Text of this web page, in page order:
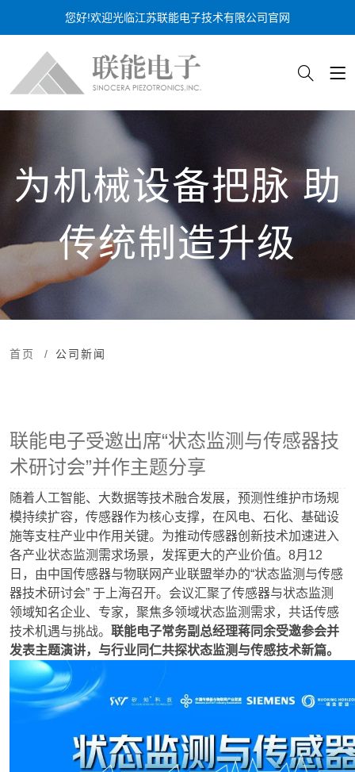
您好!欢迎光临江苏联能电子技术有限公司官网
为机械设备把脉 助
传统制造升级
首页 公司新闻
联能电子受邀出席“状态监测与传感器技
术研讨会”并作主题分享
随着人工智能、大数据等技术融合发展，预测性维护市场规
模持续扩容，传感器作为核心支撑，在风电、石化、基础设
施等支柱产业中作用关键。为推动传感器创新技术加速进入
各产业状态监测需求场景，发挥更大的产业价值。8月12
日，由中国传感器与物联网产业联盟举办的“状态监测与传感
器技术研讨会” 于上海召开。会议汇聚了传感器与状态监测
领域知名企业、专家，聚焦多领域状态监测需求，共话传感
技术机遇与挑战。 联能电子常务副总经理蒋同余受邀参会并
发表主题演讲，与行业同仁共探状态监测与传感技术新篇。